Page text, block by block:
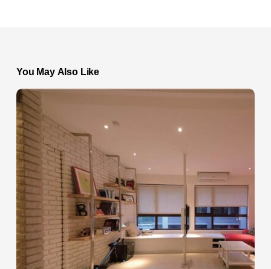
You May Also Like
感
謝
安
心
雜
誌
「2015
台
灣
証